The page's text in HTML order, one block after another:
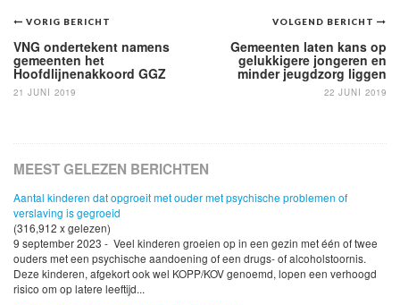
Bericht
navigatie
VOLGEND BERICHT
Gemeenten laten kans op
gelukkigere jongeren en
minder jeugdzorg liggen
22 JUNI 2019
VORIG BERICHT
VNG ondertekent namens
gemeenten het
Hoofdlijnenakkoord GGZ
21 JUNI 2019
MEEST GELEZEN BERICHTEN
Aantal kinderen dat opgroeit met ouder met psychische problemen of
verslaving is gegroeid
(316,912 x gelezen)
9 september 2023 - Veel kinderen groeien op in een gezin met één of twee
ouders met een psychische aandoening of een drugs- of alcoholstoornis.
Deze kinderen, afgekort ook wel KOPP/KOV genoemd, lopen een verhoogd
risico om op latere leeftijd...